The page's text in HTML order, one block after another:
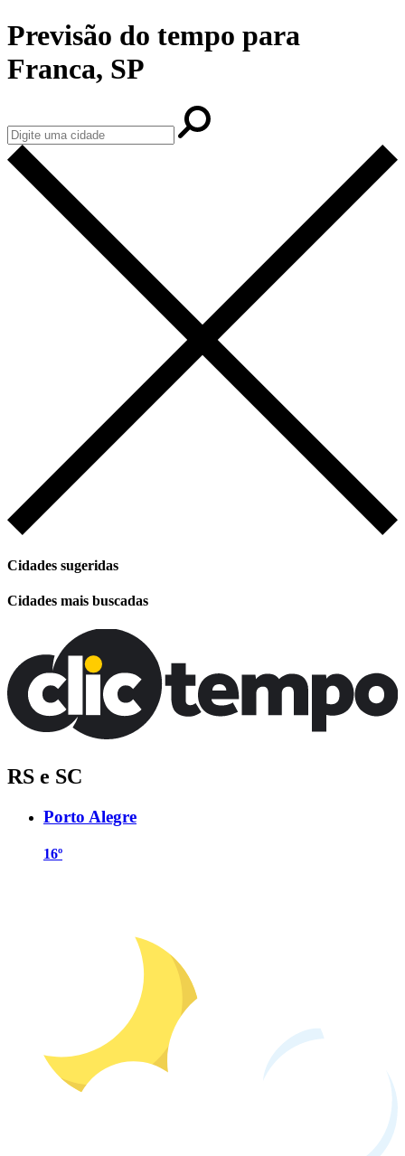
Previsão do tempo para
Franca, SP
Cidades sugeridas
Cidades mais buscadas
RS e SC
Porto Alegre
16º